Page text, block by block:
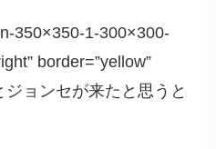
350×350-1-300×300-
border=”yellow”
ジョンセが来たと思うと